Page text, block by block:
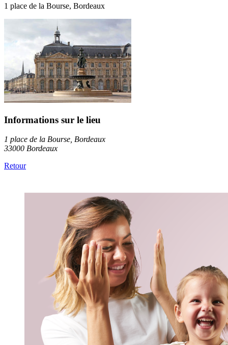
1 place de la Bourse, Bordeaux
Informations sur le lieu
1 place de la Bourse, Bordeaux
33000 Bordeaux
Retour